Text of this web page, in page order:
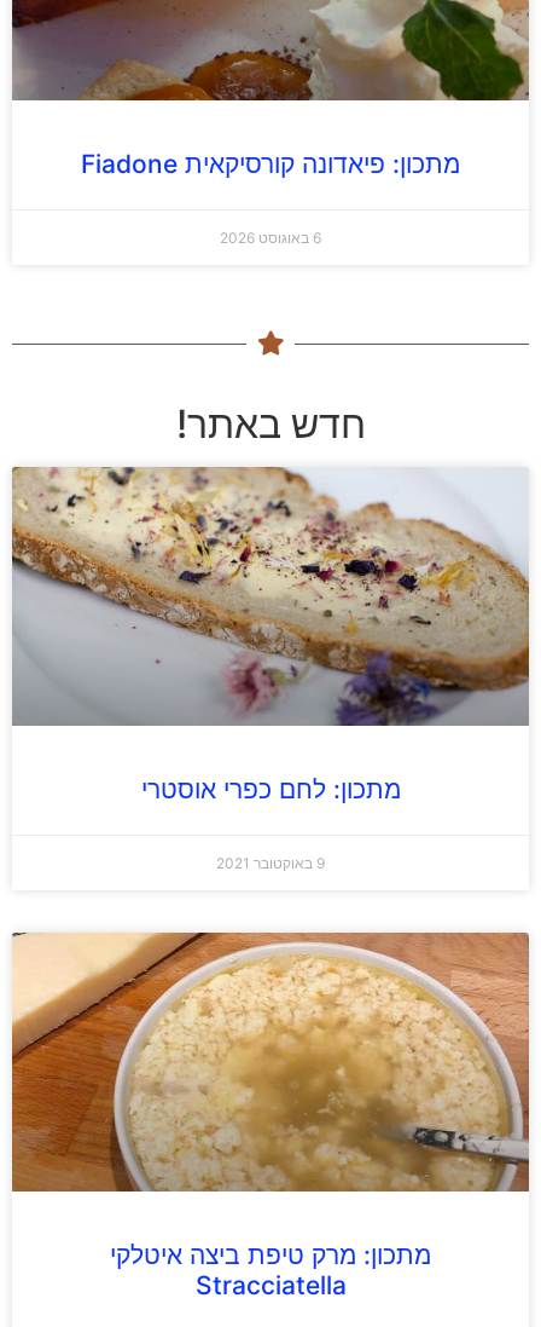
מתכון: פיאדונה קורסיקאית Fiadone
6 באוגוסט 2026
חדש באתר!
מתכון: לחם כפרי אוסטרי
9 באוקטובר 2021
מתכון: מרק טיפת ביצה איטלקי
Stracciatella